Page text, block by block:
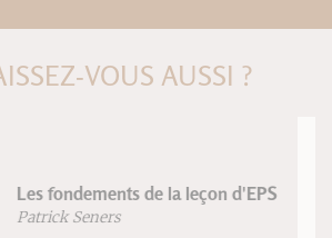
VOUS AUSSI ?
Envie de chanter ?
Marie-Laure Potel